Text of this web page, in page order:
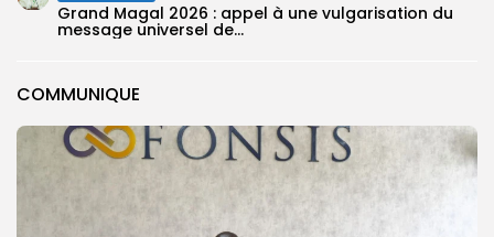
COMMUNIQUE
Grand Magal 2026 : appel à une vulgarisation du
message universel de...